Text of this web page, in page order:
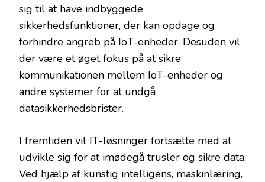
sig til at have indbyggede
sikkerhedsfunktioner, der kan opdage og
forhindre angreb på IoT-enheder. Desuden vil
der være et øget fokus på at sikre
kommunikationen mellem IoT-enheder og
andre systemer for at undgå
datasikkerhedsbrister.
I fremtiden vil IT-løsninger fortsætte med at
udvikle sig for at imødegå trusler og sikre data.
Ved hjælp af kunstig intelligens, maskinlæring,